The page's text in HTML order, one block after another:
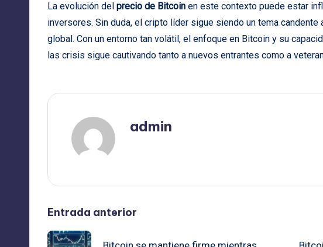
La evolución del precio de Bitcoin en este contexto puede estar
inversores. Sin duda, el cripto líder sigue siendo un tema
global. Con un entorno tan volátil, el enfoque en Bitcoin y su
las crisis sigue cautivando tanto a nuevos entrantes como a
admin
Navegación
Entrada anterior